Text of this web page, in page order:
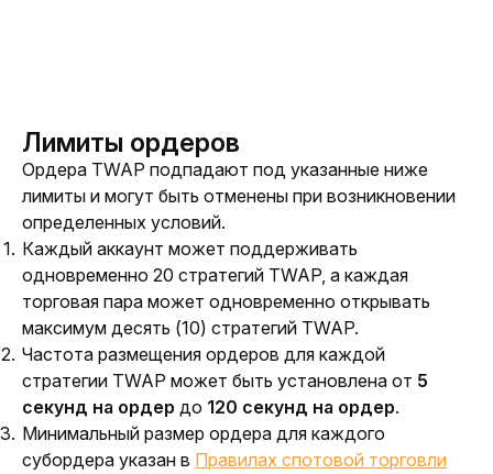
Лимиты ордеров
Ордера TWAP подпадают под указанные ниже
лимиты и могут быть отменены при возникновении
определенных условий.
Каждый аккаунт может поддерживать
одновременно 20 стратегий TWAP, а каждая
торговая пара может одновременно открывать
максимум десять (10) стратегий TWAP.
Частота размещения ордеров для каждой
стратегии TWAP может быть установлена от 5
секунд на ордер до 120 секунд на ордер.
Минимальный размер ордера для каждого
субордера указан в Правилах спотовой торговли